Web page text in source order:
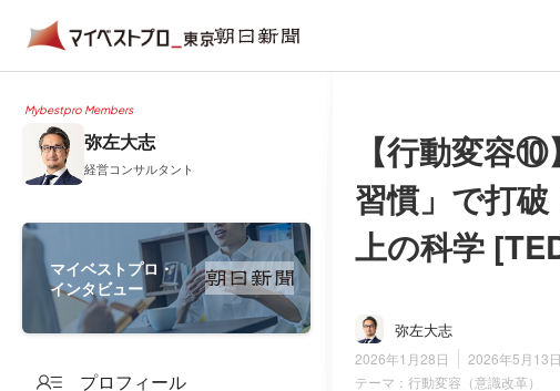
Mybestpro Members
弥左大志
経営コンサルタント
マイベストプロ・
インタビュー
プロフィール
【行動変容
習慣」で打
上の科学
弥左大志
2026年1月28日
2026年5月13日
テーマ： 行動変容（意識改革）